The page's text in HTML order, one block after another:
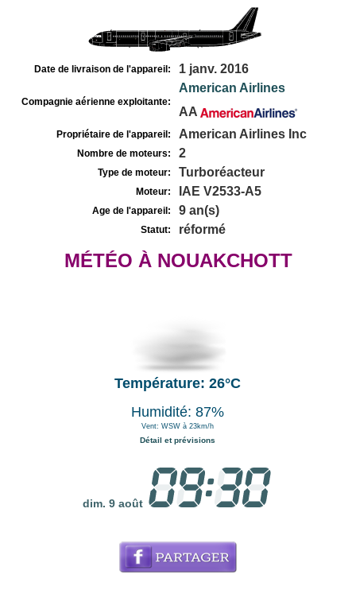
Date de livraison de l'appareil: 1 janv. 2016
Compagnie aérienne exploitante:
American Airlines
AA
Propriétaire de l'appareil: American Airlines Inc
Nombre de moteurs: 2
Type de moteur: Turboréacteur
Moteur: IAE V2533-A5
Age de l'appareil: 9 an(s)
Statut: réformé
MÉTÉO À NOUAKCHOTT
Température: 26°C
Humidité: 87%
Vent: WSW à 23km/h
Détail et prévisions
dim. 9 août